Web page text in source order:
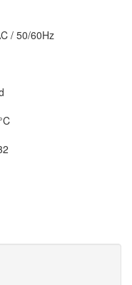
/ 50/60Hz